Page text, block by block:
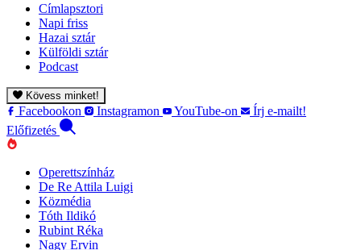
Címlapsztori
Napi friss
Hazai sztár
Külföldi sztár
Podcast
Kövess minket!
Facebookon Instagramon YouTube-on
Írj e-mailt!
Előfizetés
Operettszínház
De Re Attila Luigi
Közmédia
Tóth Ildikó
Rubint Réka
Nagy Ervin